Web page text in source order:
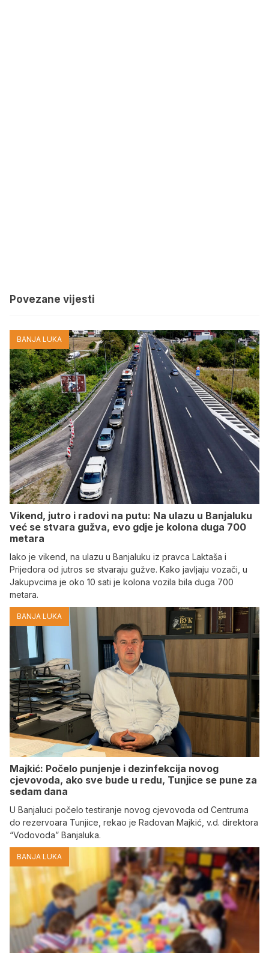
Povezane vijesti
BANJA LUKA
Vikend, jutro i radovi na putu: Na ulazu u Banjaluku
već se stvara gužva, evo gdje je kolona duga 700
metara
Iako je vikend, na ulazu u Banjaluku iz pravca Laktaša i
Prijedora od jutros se stvaraju gužve. Kako javljaju vozači, u
Jakupvcima je oko 10 sati je kolona vozila bila duga 700
metara.
BANJA LUKA
Majkić: Počelo punjenje i dezinfekcija novog
cjevovoda, ako sve bude u redu, Tunjice se pune za
sedam dana
U Banjaluci počelo testiranje novog cjevovoda od Centruma
do rezervoara Tunjice, rekao je Radovan Majkić, v.d. direktora
“Vodovoda” Banjaluka.
BANJA LUKA